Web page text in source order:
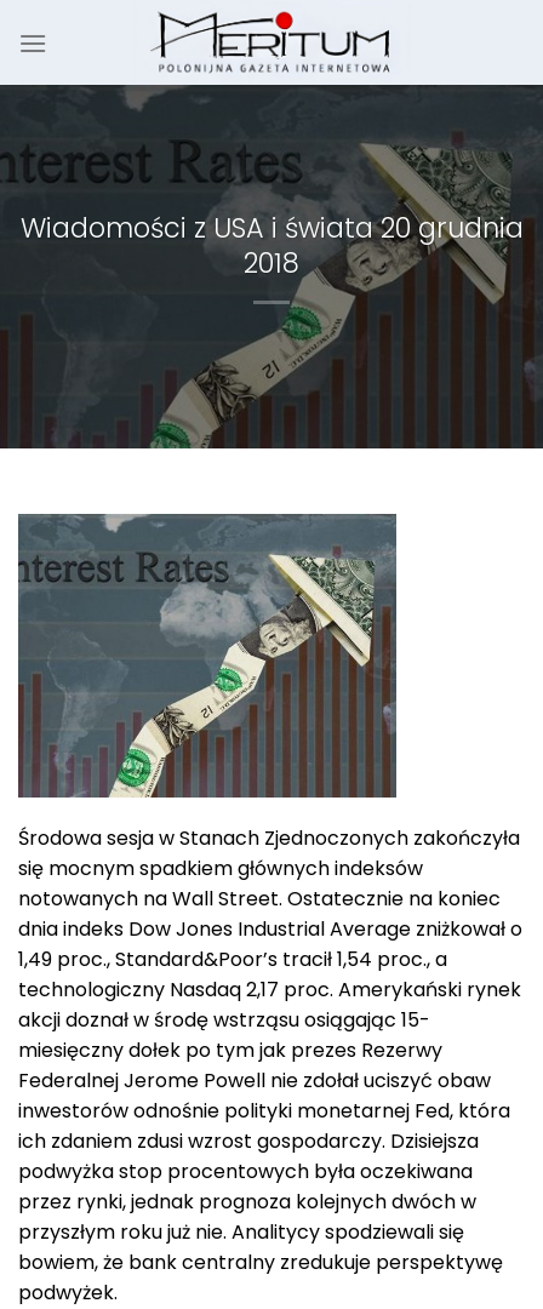
Wiadomości z USA i świata 20 grudnia
2018
Środowa sesja w Stanach Zjednoczonych zakończyła
się mocnym spadkiem głównych indeksów
notowanych na Wall Street. Ostatecznie na koniec
dnia indeks Dow Jones Industrial Average zniżkował o
1,49 proc., Standard&Poor’s tracił 1,54 proc., a
technologiczny Nasdaq 2,17 proc. Amerykański rynek
akcji doznał w środę wstrząsu osiągając 15-
miesięczny dołek po tym jak prezes Rezerwy
Federalnej Jerome Powell nie zdołał uciszyć obaw
inwestorów odnośnie polityki monetarnej Fed, która
ich zdaniem zdusi wzrost gospodarczy. Dzisiejsza
podwyżka stop procentowych była oczekiwana
przez rynki, jednak prognoza kolejnych dwóch w
przyszłym roku już nie. Analitycy spodziewali się
bowiem, że bank centralny zredukuje perspektywę
podwyżek.